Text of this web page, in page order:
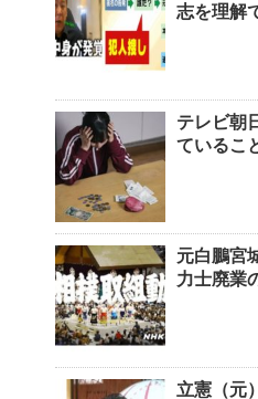
志を理解
テレビ朝
ているこ
元白鵬宮
力士廃業
立憲（元